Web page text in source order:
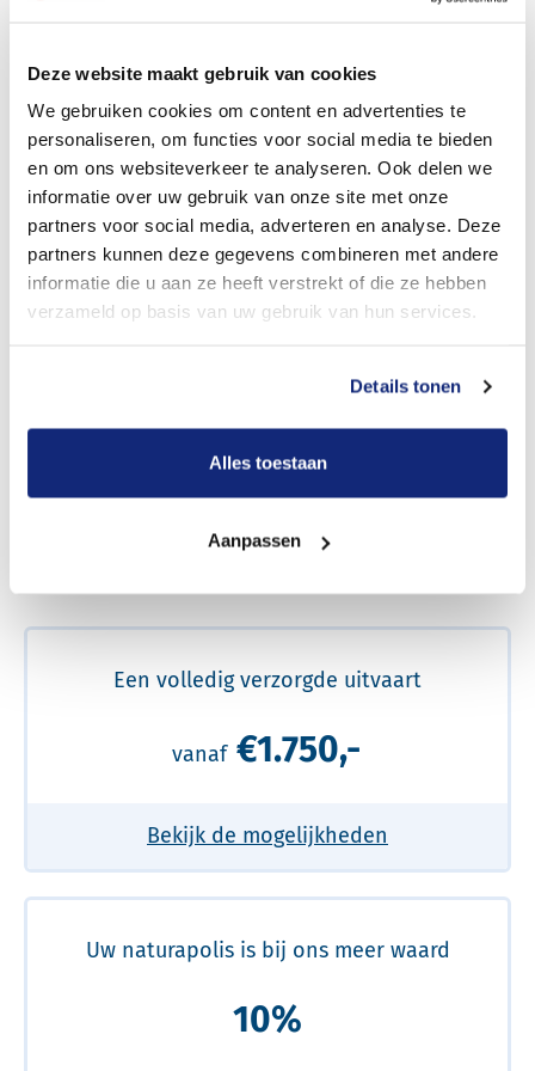
Deze website maakt gebruik van cookies
We gebruiken cookies om content en advertenties te
personaliseren, om functies voor social media te bieden
en om ons websiteverkeer te analyseren. Ook delen we
informatie over uw gebruik van onze site met onze
partners voor social media, adverteren en analyse. Deze
partners kunnen deze gegevens combineren met andere
informatie die u aan ze heeft verstrekt of die ze hebben
verzameld op basis van uw gebruik van hun services.
Details tonen
Alles toestaan
Aanpassen
Bekijk tarieven voor begrafenis
Een betere uitvaart ervaring voor een betere
Een volledig verzorgde uitvaart
vanaf €1.750,-
Bekijk de mogelijkheden
Uw naturapolis is bij ons meer waard
10%